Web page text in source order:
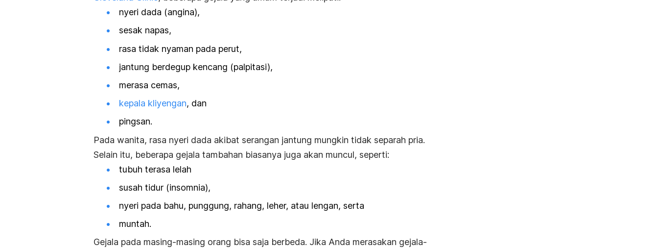
nyeri dada (angina),
sesak napas,
rasa tidak nyaman pada perut,
jantung berdegup kencang (palpitasi),
merasa cemas,
kepala kliyengan, dan
pingsan.
Pada wanita, rasa nyeri dada akibat serangan jantung mungkin tidak separah pria.
Selain itu, beberapa gejala tambahan biasanya juga akan muncul, seperti:
tubuh terasa lelah
susah tidur (insomnia),
nyeri pada bahu, punggung, rahang, leher, atau lengan, serta
muntah.
Gejala pada masing-masing orang bisa saja berbeda. Jika Anda merasakan gejala-